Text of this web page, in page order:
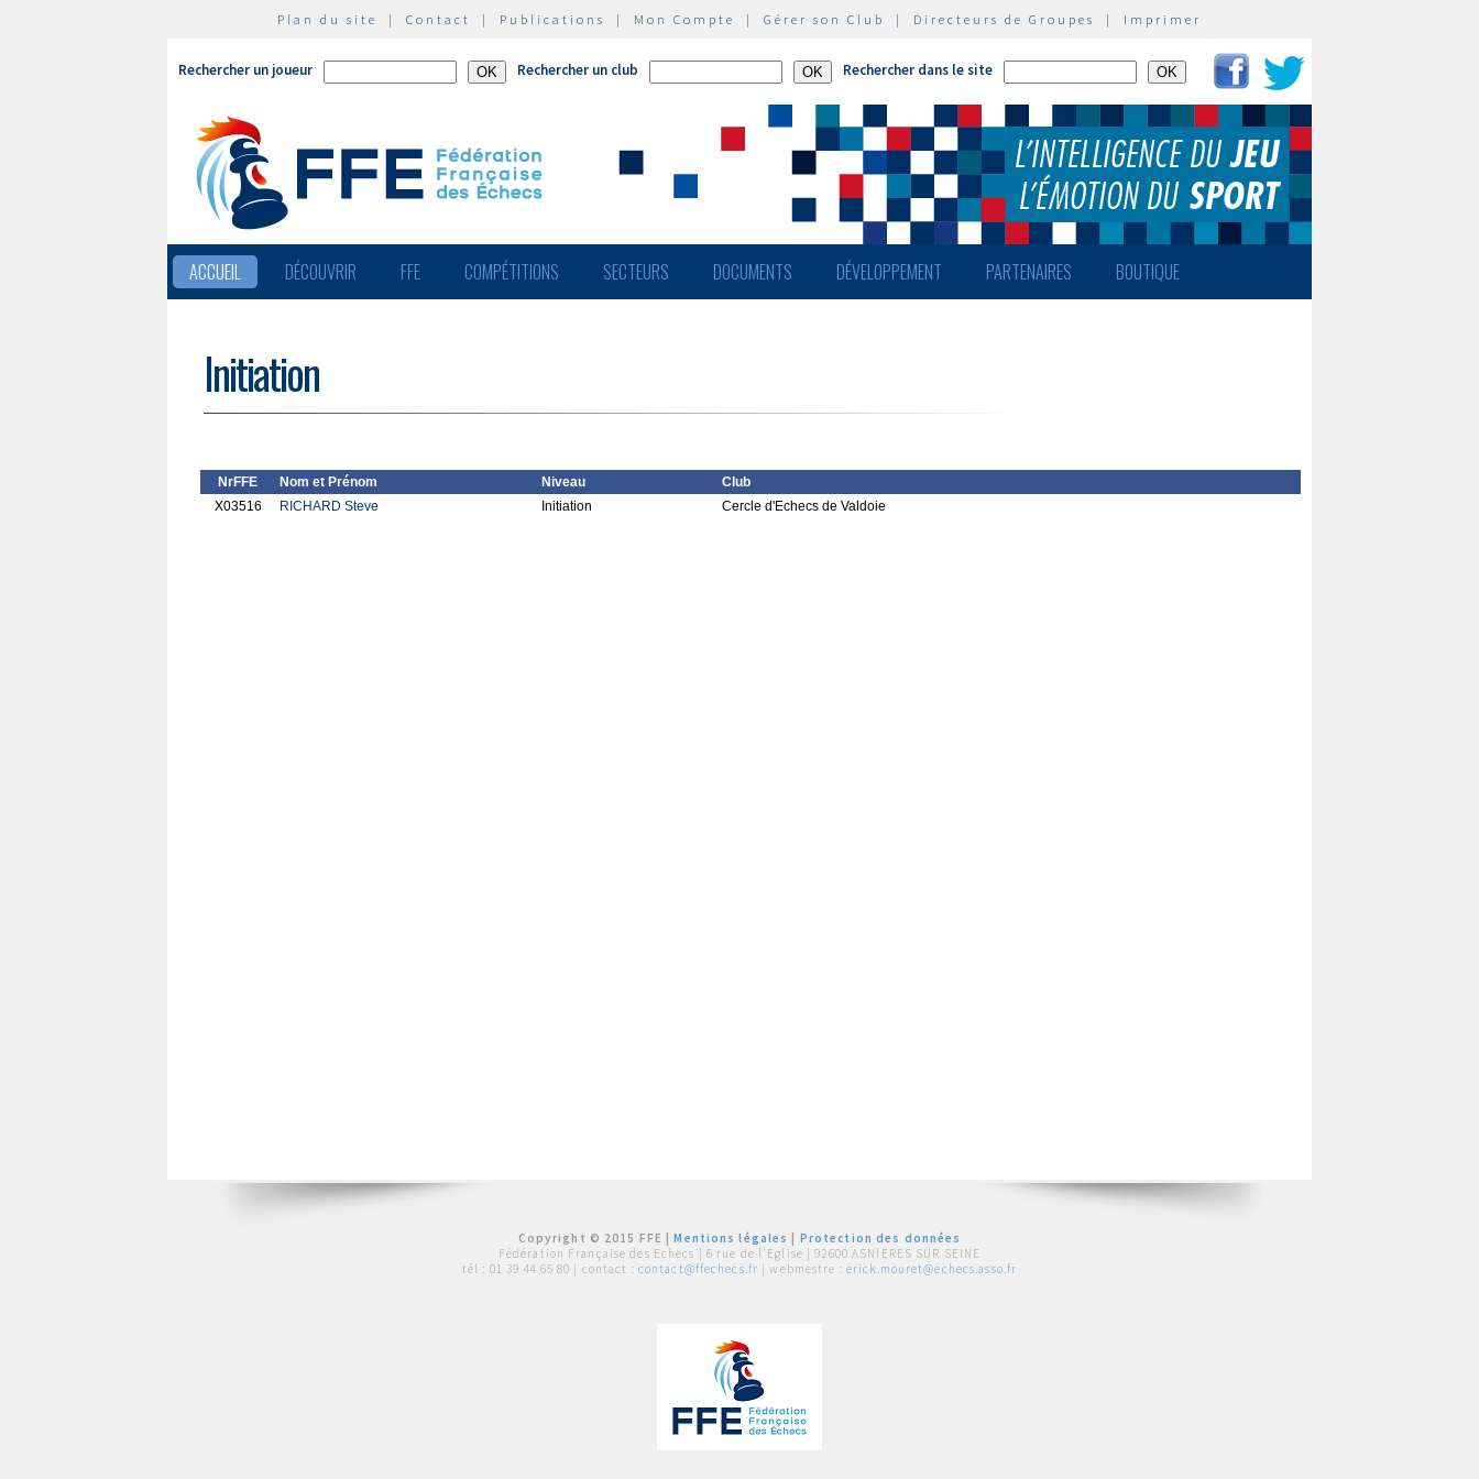
Plan du site | Contact | Publications | Mon Compte | Gérer son Club | Directeurs de Groupes | Imprimer
Rechercher un joueur Rechercher un club Rechercher dans le site
ACCUEIL DÉCOUVRIR FFE COMPÉTITIONS SECTEURS DOCUMENTS DÉVELOPPEMENT PARTENAIRES BOUTIQUE
Initiation
NrFFE Nom et Prénom Niveau
Club
X03516
RICHARD Steve Initiation Cercle d'Echecs de Valdoie
Copyright © 2015 FFE |Mentions légales
Protection des données
Fédération Française des Echecs | 6 rue de l'Eglise | 92600 ASNIERES SUR SEINE
tél : 01 39 44 65 80 | contact : contact@ffechecs.fr | webmestre : erick.mouret@echecs.asso.fr